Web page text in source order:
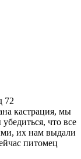
72
кастрация, мы
что все
их нам выдали
питомец